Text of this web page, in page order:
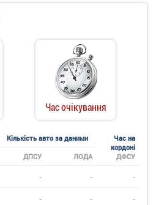
Час очікування
Кількість авто за даними
Час на
кордоні
ДФСУ
ДПСУ ЛОДА
- - -
- - -